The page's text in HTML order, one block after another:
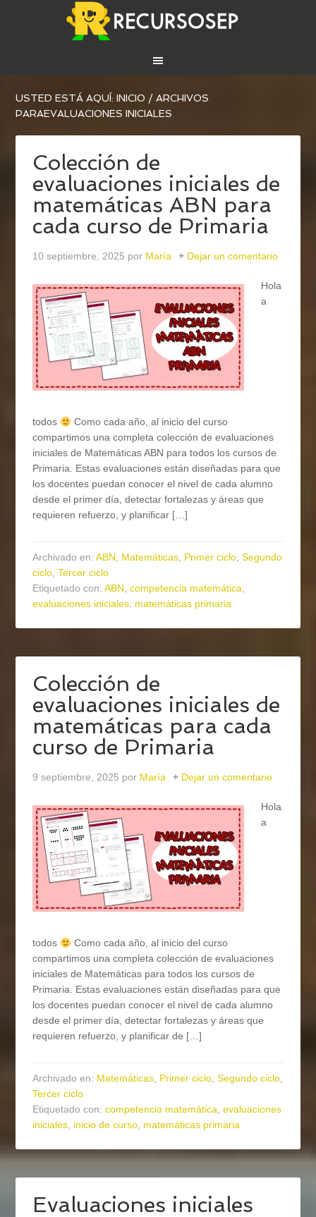
USTED ESTÁ AQUÍ:INICIO / ARCHIVOS
PARAEVALUACIONES INICIALES
Colección de
evaluaciones iniciales de
matemáticas ABN para
cada curso de Primaria
10 septiembre, 2025 por María Dejar un comentario
Hola
a
todos
Como cada año, al inicio del curso
compartimos una completa colección de evaluaciones
iniciales de Matemáticas ABN para todos los cursos de
Primaria. Estas evaluaciones están diseñadas para que
los docentes puedan conocer el nivel de cada alumno
desde el primer día, detectar fortalezas y áreas que
requieren refuerzo, y planificar […]
Archivado en:ABN, Matemáticas, Primer ciclo,Segundo
ciclo,Tercer ciclo
Etiquetado con:ABN,competencia matemática,
evaluaciones iniciales, matemáticas primaria
Colección de
evaluaciones iniciales de
matemáticas para cada
curso de Primaria
9 septiembre, 2025 por María Dejar un comentario
Hola
a
todos
Como cada año, al inicio del curso
compartimos una completa colección de evaluaciones
iniciales de Matemáticas para todos los cursos de
Primaria. Estas evaluaciones están diseñadas para que
los docentes puedan conocer el nivel de cada alumno
desde el primer día, detectar fortalezas y áreas que
requieren refuerzo, y planificar de […]
Archivado en: Matemáticas, Primer ciclo,Segundo ciclo,
Tercer ciclo
Etiquetado con:competencia matemática,evaluaciones
iniciales, inicio de curso, matemáticas primaria
Evaluaciones iniciales